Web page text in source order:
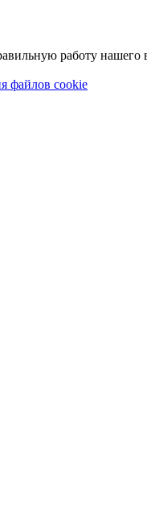
работу нашего
файлов cookie